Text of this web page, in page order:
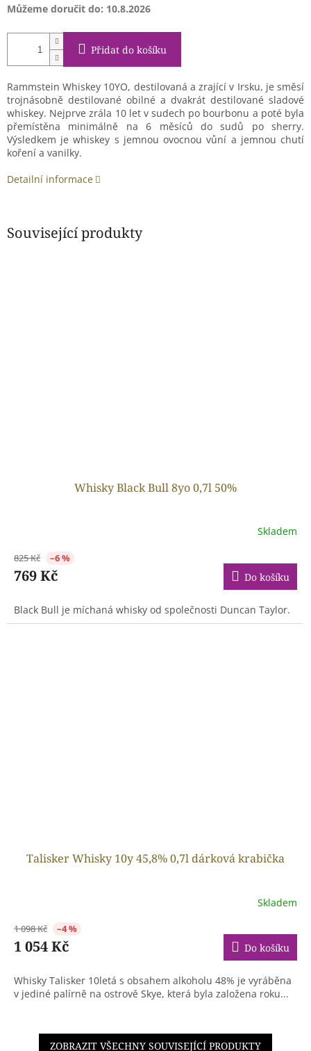
Můžeme doručit do: 10.8.2026
Přidat do košíku
Rammstein Whiskey 10YO, destilovaná a zrající v Irsku, je směsí
trojnásobně destilované obilné a dvakrát destilované sladové
whiskey. Nejprve zrála 10 let v sudech po bourbonu a poté byla
přemístěna minimálně na 6 měsíců do sudů po sherry.
Výsledkem je whiskey s jemnou ovocnou vůní a jemnou chutí
koření a vanilky.
Detailní informace
Související produkty
Whisky Black Bull 8yo 0,7l 50%
Skladem
825 Kč –6 %
769 Kč Do košíku
Black Bull je míchaná whisky od společnosti Duncan Taylor.
Talisker Whisky 10y 45,8% 0,7l dárková krabička
Skladem
1 098 Kč –4 %
1 054 Kč Do košíku
Whisky Talisker 10letá s obsahem alkoholu 48% je vyráběna
v jediné palírně na ostrově Skye, která byla založena roku...
ZOBRAZIT VŠECHNY SOUVISEJÍCÍ PRODUKTY